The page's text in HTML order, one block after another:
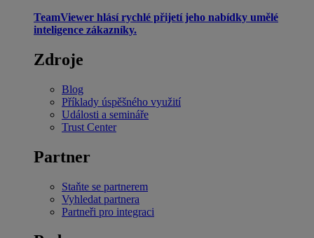
TeamViewer hlásí rychlé přijetí jeho nabídky umělé
inteligence zákazníky.
Zdroje
Blog
Příklady úspěšného využití
Události a semináře
Trust Center
Partner
Staňte se partnerem
Vyhledat partnera
Partneři pro integraci